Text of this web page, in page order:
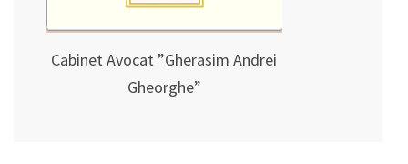
Cabinet Avocat ”Gherasim Andrei
Gheorghe”